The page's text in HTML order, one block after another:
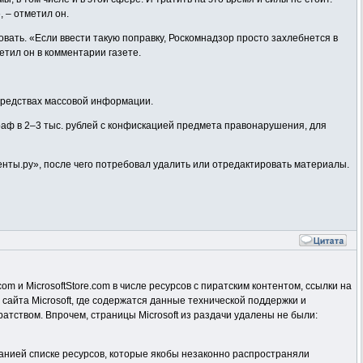
– отметил он.
«Если ввести такую поправку, Роскомнадзор просто захлебнется в
он в комментарии газете.
массовой информации.
в 2–3 тыс. рублей с конфискацией предмета правонарушения, для
после чего потребовал удалить или отредактировать материалы.
и MicrosoftStore.com в числе ресурсов с пиратским контентом, ссылки на
Microsoft, где содержатся данные технической поддержки и
Впрочем, страницы Microsoft из раздачи удалены не были:
списке ресурсов, которые якобы незаконно распространяли